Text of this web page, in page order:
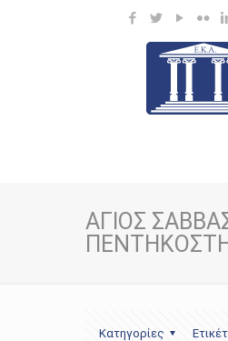
ΑΓΙΟΣ
ΠΕΝΤΗΚΟΣΤΗ
Κατηγορίες